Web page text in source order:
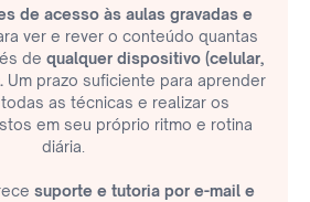
de acesso às aulas gravadas e
ver e rever o conteúdo quantas
de qualquer dispositivo (celular,
.Um prazo suficiente para aprender
as técnicas e realizar os
em seu próprio ritmo e rotina
diária.
suporte e tutoria por e-mail e